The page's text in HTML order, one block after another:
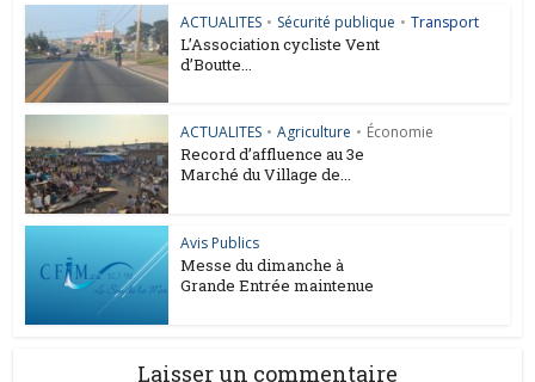
ACTUALITES • Sécurité publique • Transport
L’Association cycliste Vent
d’Boutte...
ACTUALITES • Agriculture • Économie
Record d’affluence au 3e
Marché du Village de...
Avis Publics
Messe du dimanche à
Grande Entrée maintenue
Laisser un commentaire